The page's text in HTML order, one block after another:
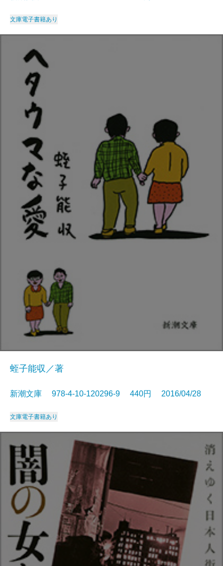
文庫電子書籍あり
蛭子能収／著
新潮文庫 978-4-10-120296-9 440円 2016/04/28
文庫電子書籍あり